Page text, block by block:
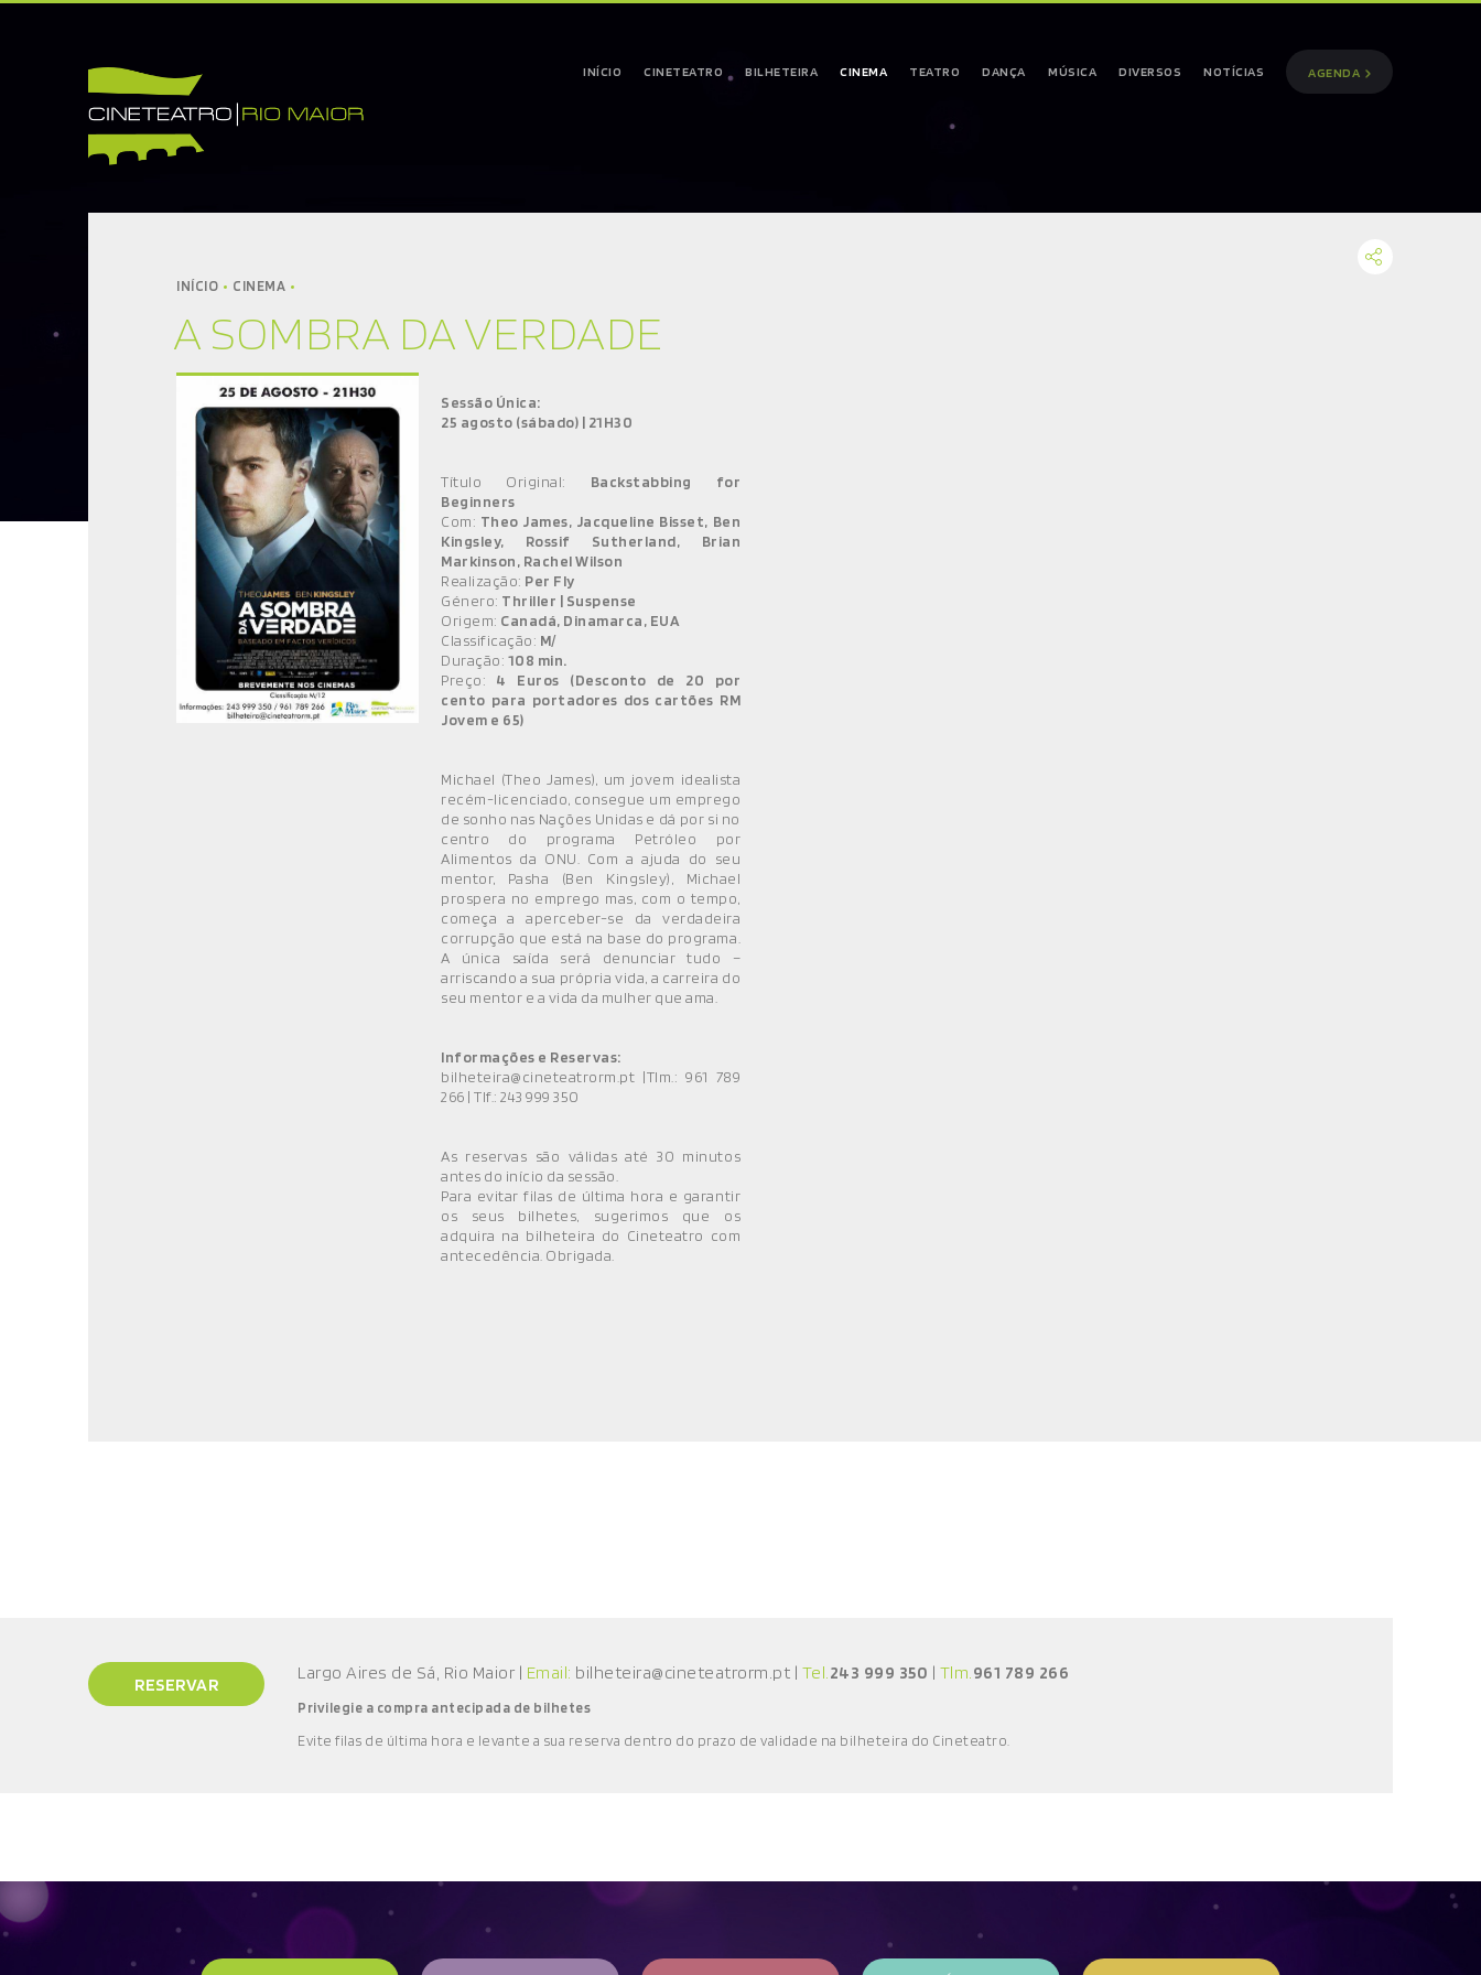
INÍCIO CINETEATRO BILHETEIRA CINEMA TEATRO DANÇA MÚSICA DIVERSOS NOTÍCIAS AGENDA
INÍCIO
CINETEATRO
INÍCIO CINEMA
A SOMBRA DA VERDADE
Sessão Única:
25 agosto (sábado) | 21H30
Título Original: Backstabbing for
Beginners
Com: Theo James, Jacqueline Bisset, Ben
Kingsley, Rossif Sutherland, Brian
Markinson, Rachel Wilson
Realização: Per Fly
Género: Thriller | Suspense
Origem: Canadá, Dinamarca, EUA
Classificação: M/
Duração: 108 min.
Preço: 4 Euros (Desconto de 20 por
cento para portadores dos cartões RM
Jovem e 65)
Michael (Theo James), um jovem idealista
recém-licenciado, consegue um emprego
de sonho nas Nações Unidas e dá por si no
centro do programa Petróleo por
Alimentos da ONU. Com a ajuda do seu
mentor, Pasha (Ben Kingsley), Michael
prospera no emprego mas, com o tempo,
começa a aperceber-se da verdadeira
corrupção que está na base do programa.
A única saída será denunciar tudo –
arriscando a sua própria vida, a carreira do
seu mentor e a vida da mulher que ama.
Informações e Reservas:
bilheteira@cineteatrorm.pt |Tlm.: 961 789
266 | Tlf.: 243 999 350
As reservas são válidas até 30 minutos
antes do início da sessão.
Para evitar filas de última hora e garantir
os seus bilhetes, sugerimos que os
adquira na bilheteira do Cineteatro com
antecedência. Obrigada.
RESERVAR
Largo Aires de Sá, Rio Maior | Email: bilheteira@cineteatrorm.pt | Tel.243 999 350 | Tlm.961 789 266
Privilegie a compra antecipada de bilhetes
Evite filas de última hora e levante a sua reserva dentro do prazo de validade na bilheteira do Cineteatro.